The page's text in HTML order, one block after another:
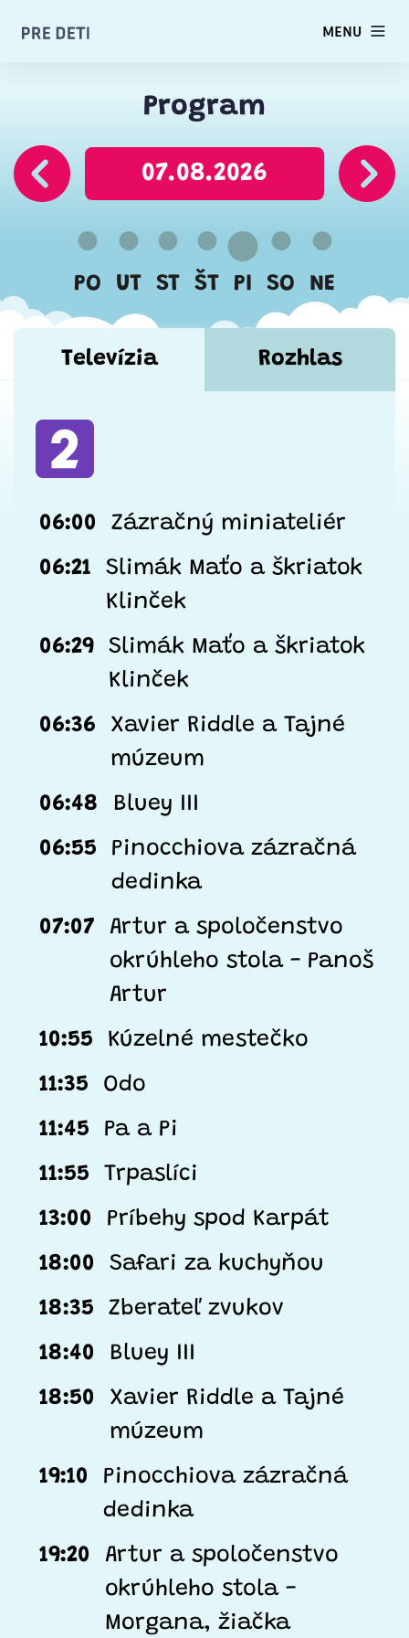
MENU
Program
07.08.2026
PO UT ST ŠT PI SO NE
Televízia Rozhlas
06:00
Zázračný miniateliér
06:21
Slimák Maťo a škriatok
Klinček
06:29
Slimák Maťo a škriatok
Klinček
06:36
Xavier Riddle a Tajné
múzeum
06:48
Bluey III
06:55
Pinocchiova zázračná
dedinka
07:07
Artur a spoločenstvo
okrúhleho stola - Panoš
Artur
10:55
Kúzelné mestečko
11:35
Odo
11:45
Pa a Pi
11:55
Trpaslíci
13:00
Príbehy spod Karpát
18:00
Safari za kuchyňou
18:35
Zberateľ zvukov
18:40
Bluey III
18:50
Xavier Riddle a Tajné
múzeum
19:10
Pinocchiova zázračná
dedinka
19:20
Artur a spoločenstvo
okrúhleho stola -
Morgana, žiačka